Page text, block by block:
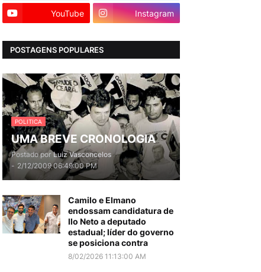
YouTube Instagram
POSTAGENS POPULARES
POLITICA
UMA BREVE CRONOLOGIA
Postado por Luiz Vasconcelos
- 2/12/2009 06:49:00 PM
Camilo e Elmano
endossam candidatura de
Ilo Neto a deputado
estadual; líder do governo
se posiciona contra
8/02/2026 11:13:00 AM